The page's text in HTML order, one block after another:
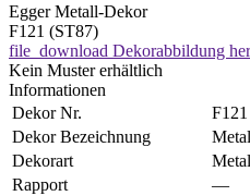
Egger Metall-Dekor
F121 (ST87)
file_download Dekorabbildung
Kein Muster erhältlich
Informationen
Dekor Nr.
F121
Dekor Bezeichnung
Dekorart
Rapport
—